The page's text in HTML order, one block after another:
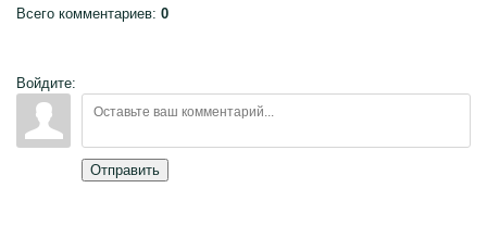
Всего комментариев: 0
Войдите:
Отправить